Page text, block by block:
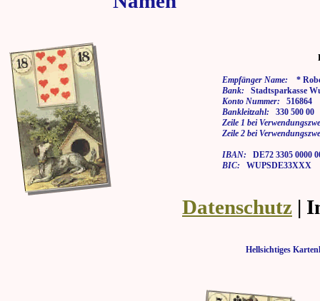
Empfänger Name: *
Bank: Stadtsparkasse
Konto Nummer: 516864
Bankleitzahl: 330 500 00
Zeile 1 bei
Zeile 2 bei
IBAN: DE72 3305 0000
BIC: WUPSDE33XXX
Datenschutz |
Hellsichtiges